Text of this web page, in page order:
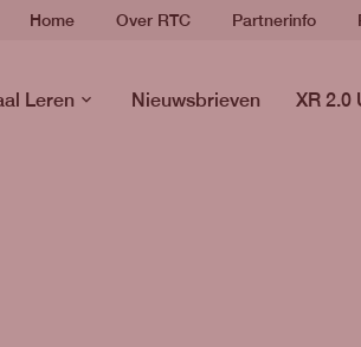
Home Over RTC Partnerinfo
Leren Nieuwsbrieven XR 2.0